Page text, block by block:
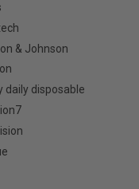
& Johnson
daily disposable